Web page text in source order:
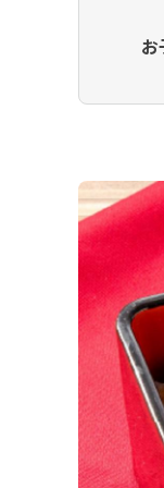
お